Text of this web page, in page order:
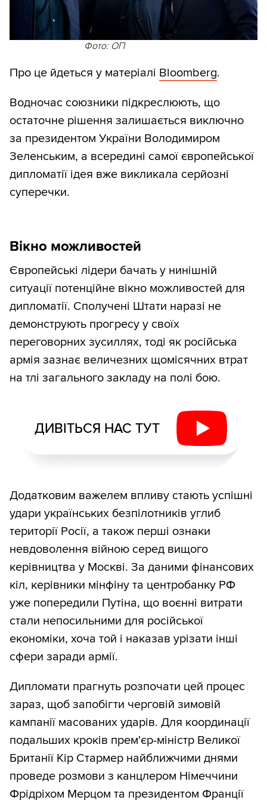
Фото: ОП
Про це йдеться у матеріалі Bloomberg.
Водночас союзники підкреслюють, що
остаточне рішення залишається виключно
за президентом України Володимиром
Зеленським, а всередині самої європейської
дипломатії ідея вже викликала серйозні
суперечки.
Вікно можливостей
Європейські лідери бачать у нинішній
ситуації потенційне вікно можливостей для
дипломатії. Сполучені Штати наразі не
демонструють прогресу у своїх
переговорних зусиллях, тоді як російська
армія зазнає величезних щомісячних втрат
на тлі загального закладу на полі бою.
ДИВІТЬСЯ НАС ТУТ
Додатковим важелем впливу стають успішні
удари українських безпілотників углиб
території Росії, а також перші ознаки
невдоволення війною серед вищого
керівництва у Москві. За даними фінансових
кіл, керівники мінфіну та центробанку РФ
уже попередили Путіна, що воєнні витрати
стали непосильними для російської
економіки, хоча той і наказав урізати інші
сфери заради армії.
Дипломати прагнуть розпочати цей процес
зараз, щоб запобігти черговій зимовій
кампанії масованих ударів. Для координації
подальших кроків прем'єр-міністр Великої
Британії Кір Стармер найближчими днями
проведе розмови з канцлером Німеччини
Фрідріхом Мерцом та президентом Франції